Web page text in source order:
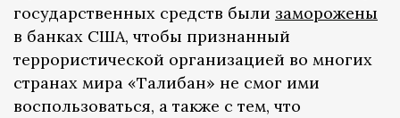
государственных средств были заморожены
в банках США, чтобы признанный
террористической организацией во многих
странах мира «Талибан» не смог ими
воспользоваться, а также с тем, что